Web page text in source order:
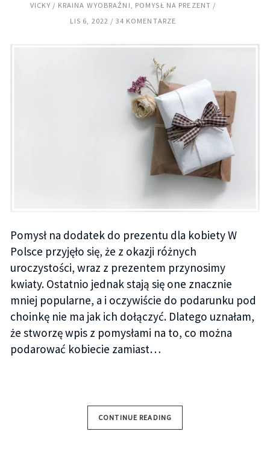
VICKY KRAINA WYOBRAŹNI, POMYSŁ NA PREZENT
LIS 6, 2022
34 KOMENTARZE
Pomysł na dodatek do prezentu dla kobiety W
Polsce przyjęło się, że z okazji różnych
uroczystości, wraz z prezentem przynosimy
kwiaty. Ostatnio jednak stają się one znacznie
mniej popularne, a i oczywiście do podarunku pod
choinkę nie ma jak ich dołączyć. Dlatego uznałam,
że stworzę wpis z pomysłami na to, co można
podarować kobiecie zamiast…
CONTINUE READING